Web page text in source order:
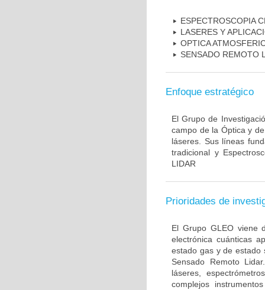
ESPECTROSCOPIA
LASERES Y
OPTICA
SENSADO REMOTO
Enfoque estratégico
El Grupo de
campo de la Óptica y
láseres. Sus líneas
tradicional y
LIDAR
Prioridades de
El Grupo GLEO viene
electrónica cuánticas
estado gas y de estado
Sensado Remoto
láseres,
complejos